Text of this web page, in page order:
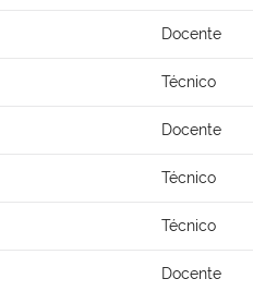
Docente
Técnico
Docente
Técnico
Técnico
Docente